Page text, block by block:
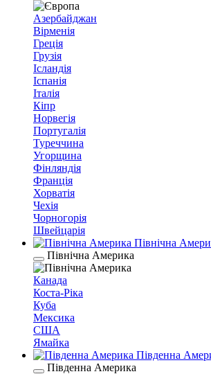
Азербайджан
Вірменія
Греція
Грузія
Ісландія
Іспанія
Італія
Кіпр
Норвегія
Португалія
Туреччина
Угорщина
Фінляндія
Франція
Хорватія
Чехія
Чорногорія
Швейцарія
Північна
Північна Америка
Канада
Коста-Ріка
Куба
Мексика
США
Ямайка
Південна
Південна Америка